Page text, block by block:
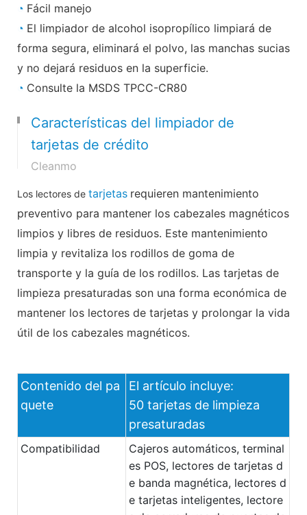
◔ Fácil manejo
◔ El limpiador de alcohol isopropílico limpiará de
forma segura, eliminará el polvo, las manchas sucias
y no dejará residuos en la superficie.
◔ Consulte la MSDS TPCC-CR80
Características del limpiador de
tarjetas de crédito
Cleanmo
Los lectores de tarjetas requieren mantenimiento
preventivo para mantener los cabezales magnéticos
limpios y libres de residuos. Este mantenimiento
limpia y revitaliza los rodillos de goma de
transporte y la guía de los rodillos. Las tarjetas de
limpieza presaturadas son una forma económica de
mantener los lectores de tarjetas y prolongar la vida
útil de los cabezales magnéticos.
Contenido del pa
quete
El artículo incluye:
50 tarjetas de limpieza
presaturadas
Compatibilidad
Cajeros automáticos, terminal
es POS, lectores de tarjetas d
e banda magnética, lectores d
e tarjetas inteligentes, lectore